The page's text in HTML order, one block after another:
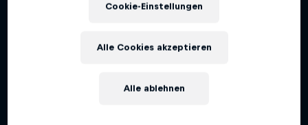
Cookie-Einstellungen
Alle ablehnen
Alle Cookies akzeptieren